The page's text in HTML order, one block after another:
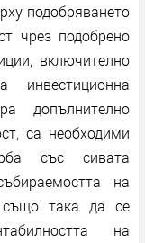
подобряването
чрез подобрено
включително
инвестиционна
допълнително
са необходими
със сивата
на
така да се
на